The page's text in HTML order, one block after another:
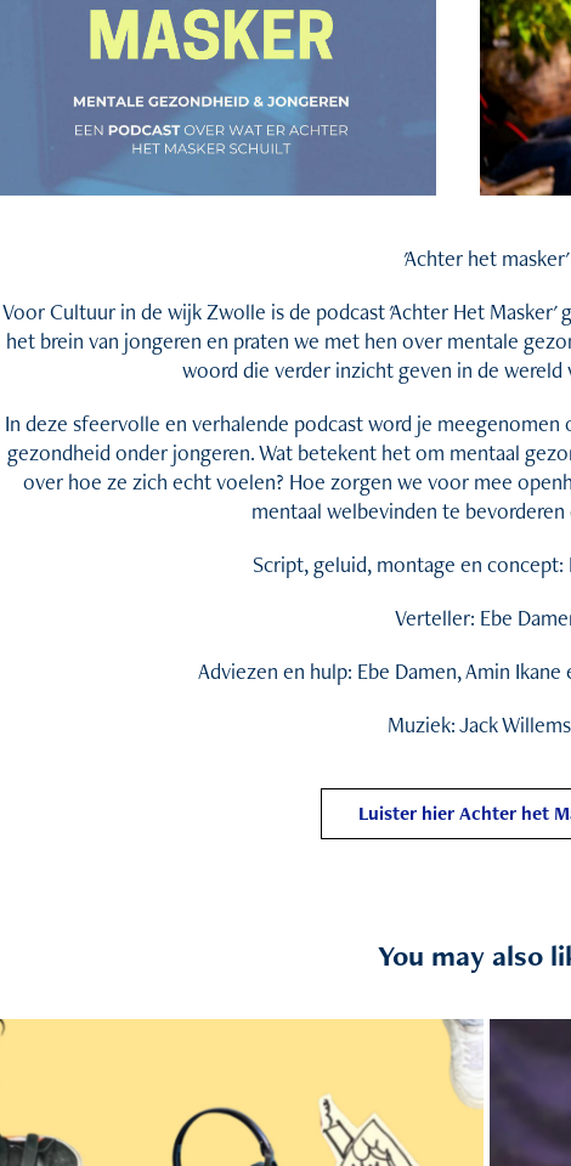
'Achter het masker'
Voor Cultuur in de wijk Zwolle is de podcast 'Achter Het Masker'
het brein van jongeren en praten we met hen over mentale
woord die verder inzicht geven in de wereld
In deze sfeervolle en verhalende podcast word je
gezondheid onder jongeren. Wat betekent het om mentaal
over hoe ze zich echt voelen? Hoe zorgen we voor mee
mentaal welbevinden te
Script, geluid, montage en concept:
Verteller: Ebe
Adviezen en hulp: Ebe Damen, Amin
Muziek: Jack
Luister hier Achter het
You may also